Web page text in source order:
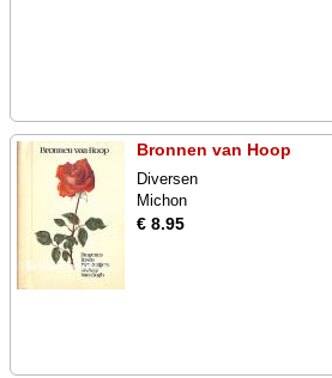
Bronnen van Hoop
Diversen
Michon
€ 8.95